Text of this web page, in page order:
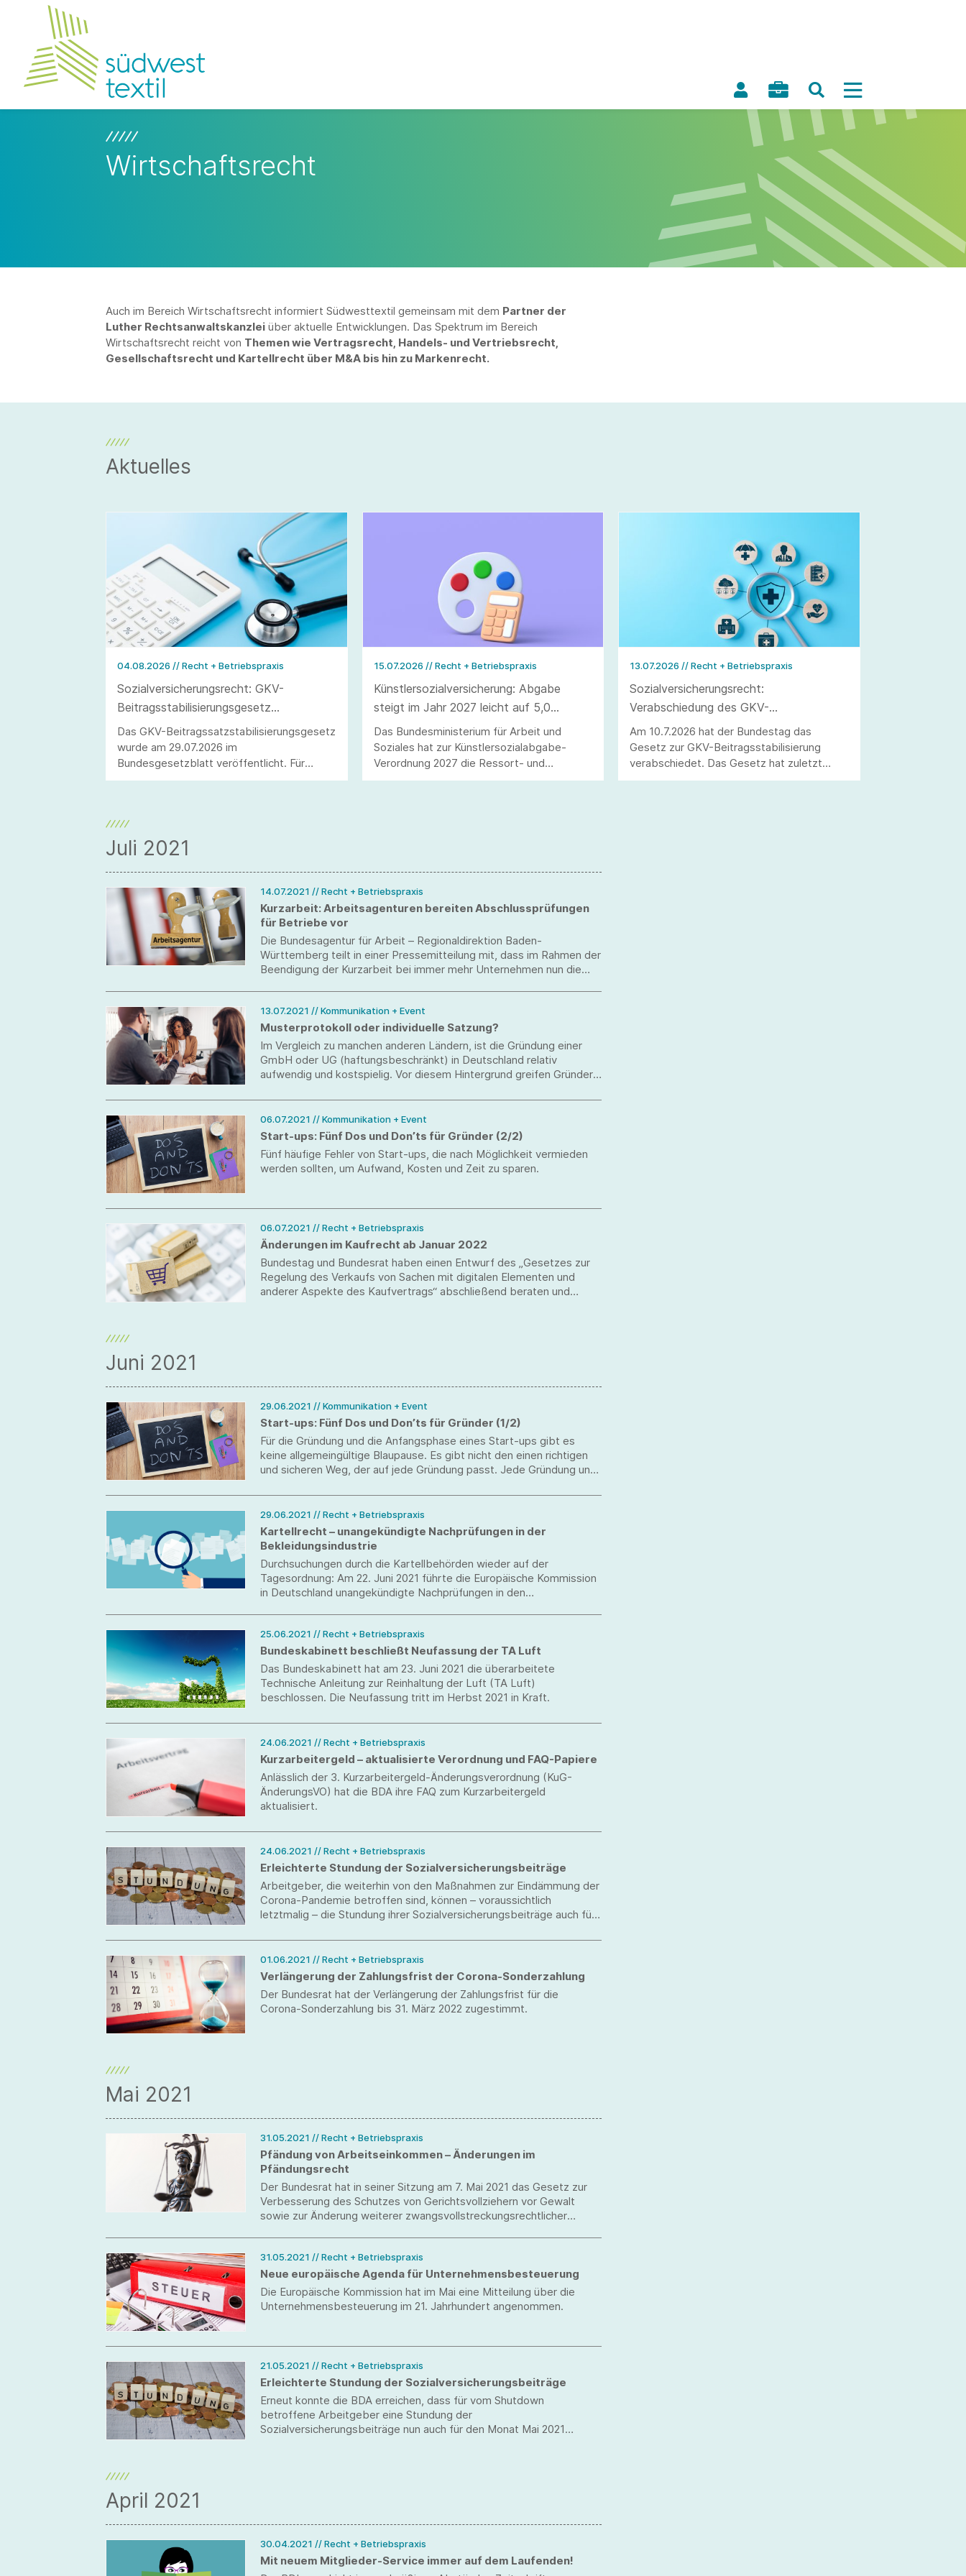
Wirtschaftsrecht
Auch im Bereich Wirtschaftsrecht informiert Südwesttextil gemeinsam mit dem Partner der
Luther Rechtsanwaltskanzlei über aktuelle Entwicklungen. Das Spektrum im Bereich
Wirtschaftsrecht reicht von Themen wie Vertragsrecht, Handels- und Vertriebsrecht,
Gesellschaftsrecht und Kartellrecht über M&A bis hin zu Markenrecht.
Aktuelles
04.08.2026 // Recht + Betriebspraxis
Sozialversicherungsrecht: GKV-
Beitragsstabilisierungsgesetz
veröffentlicht
Das GKV-Beitragssatzstabilisierungsgesetz
wurde am 29.07.2026 im
Bundesgesetzblatt veröffentlicht. Für
Arbeitgeber ergeben sich wesentliche
Einführung der Teilarbeitsunfähigkeit.
15.07.2026 // Recht + Betriebspraxis
Künstlersozialversicherung: Abgabe
steigt im Jahr 2027 leicht auf 5,0
Prozent
Das Bundesministerium für Arbeit und
Soziales hat zur Künstlersozialabgabe-
Verordnung 2027 die Ressort- und
Verbändebeteiligung eingeleitet. Nach der
13.07.2026// Recht + Betriebspraxis
Sozialversicherungsrecht:
Verabschiedung des GKV-
Beitragsstabilisierungsgesetzes
Am 10.7.2026 hat der Bundestag das
Gesetz zur GKV-Beitragsstabilisierung
verabschiedet. Das Gesetz hat zuletzt
noch Korrekturen erfahren. Es wurde im
Juli 2021
14.07.2021 // Recht + Betriebspraxis
Kurzarbeit: Arbeitsagenturen bereiten Abschlussprüfungen
für Betriebe vor
Die Bundesagentur für Arbeit – Regionaldirektion Baden-
Württemberg teilt in einer Pressemitteilung mit, dass im Rahmen der
Beendigung der Kurzarbeit bei immer mehr Unternehmen nun die
13.07.2021 // Kommunikation + Event
Musterprotokoll oder individuelle Satzung?
Im Vergleich zu manchen anderen Ländern, ist die Gründung einer
GmbH oder UG (haftungsbeschränkt) in Deutschland relativ
aufwendig und kostspielig. Vor diesem Hintergrund greifen Gründer
zurück. Aus praktischer Sicht ist davon jedoch häufig abzuraten.
06.07.2021 // Kommunikation + Event
Start-ups: Fünf Dos und Don’ts für Gründer (2/2)
Fünf häufige Fehler von Start-ups, die nach Möglichkeit vermieden
werden sollten, um Aufwand, Kosten und Zeit zu sparen.
06.07.2021 // Recht + Betriebspraxis
Änderungen im Kaufrecht ab Januar 2022
Bundestag und Bundesrat haben einen Entwurf des „Gesetzes zur
Regelung des Verkaufs von Sachen mit digitalen Elementen und
anderer Aspekte des Kaufvertrags“ abschließend beraten und
Juni 2021
29.06.2021 // Kommunikation + Event
Start-ups: Fünf Dos und Don’ts für Gründer (1/2)
Für die Gründung und die Anfangsphase eines Start-ups gibt es
keine allgemeingültige Blaupause. Es gibt nicht den einen richtigen
und sicheren Weg, der auf jede Gründung passt. Jede Gründung und
Aus der Beratungspraxis lassen sich jedoch einige klare
Empfehlungen für Gründer ableiten, die ihnen Aufwand, Kosten und
Zeit sparen können.
29.06.2021 // Recht + Betriebspraxis
Kartellrecht – unangekündigte Nachprüfungen in der
Bekleidungsindustrie
Durchsuchungen durch die Kartellbehörden wieder auf der
Tagesordnung: Am 22. Juni 2021 führte die Europäische Kommission
in Deutschland unangekündigte Nachprüfungen in den
25.06.2021 // Recht + Betriebspraxis
Bundeskabinett beschließt Neufassung der TA Luft
Das Bundeskabinett hat am 23. Juni 2021 die überarbeitete
Technische Anleitung zur Reinhaltung der Luft (TA Luft)
beschlossen. Die Neufassung tritt im Herbst 2021 in Kraft.
24.06.2021 // Recht + Betriebspraxis
Kurzarbeitergeld – aktualisierte Verordnung und FAQ-Papiere
Anlässlich der 3. Kurzarbeitergeld-Änderungsverordnung (KuG-
ÄnderungsVO) hat die BDA ihre FAQ zum Kurzarbeitergeld
aktualisiert.
24.06.2021 // Recht + Betriebspraxis
Erleichterte Stundung der Sozialversicherungsbeiträge
Arbeitgeber, die weiterhin von den Maßnahmen zur Eindämmung der
Corona-Pandemie betroffen sind, können – voraussichtlich
letztmalig – die Stundung ihrer Sozialversicherungsbeiträge auch für
01.06.2021 // Recht + Betriebspraxis
Verlängerung der Zahlungsfrist der Corona-Sonderzahlung
Der Bundesrat hat der Verlängerung der Zahlungsfrist für die
Corona-Sonderzahlung bis 31. März 2022 zugestimmt.
Mai 2021
31.05.2021 // Recht + Betriebspraxis
Pfändung von Arbeitseinkommen – Änderungen im
Pfändungsrecht
Der Bundesrat hat in seiner Sitzung am 7. Mai 2021 das Gesetz zur
Verbesserung des Schutzes von Gerichtsvollziehern vor Gewalt
sowie zur Änderung weiterer zwangsvollstreckungsrechtlicher
31.05.2021 // Recht + Betriebspraxis
Neue europäische Agenda für Unternehmensbesteuerung
Die Europäische Kommission hat im Mai eine Mitteilung über die
Unternehmensbesteuerung im 21. Jahrhundert angenommen.
21.05.2021 // Recht + Betriebspraxis
Erleichterte Stundung der Sozialversicherungsbeiträge
Erneut konnte die BDA erreichen, dass für vom Shutdown
betroffene Arbeitgeber eine Stundung der
Sozialversicherungsbeiträge nun auch für den Monat Mai 2021
April 2021
30.04.2021 // Recht + Betriebspraxis
Mit neuem Mitglieder-Service immer auf dem Laufenden!